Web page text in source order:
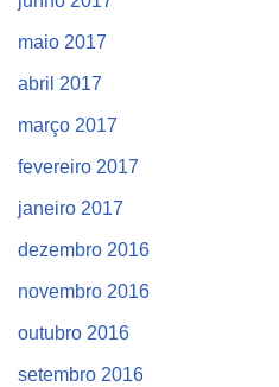
maio 2017
abril 2017
março 2017
fevereiro 2017
janeiro 2017
dezembro 2016
novembro 2016
outubro 2016
setembro 2016